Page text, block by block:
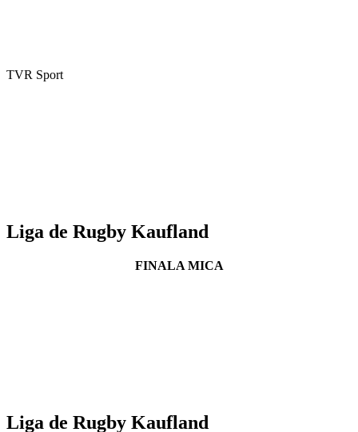
TVR Sport
Liga de Rugby Kaufland
FINALA MICA
Liga de Rugby Kaufland